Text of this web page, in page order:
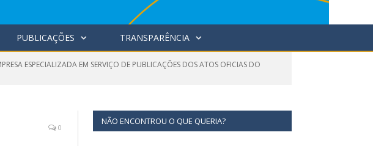
PUBLICAÇÕES TRANSPARÊNCIA
ESPECIALIZADA EM SERVIÇO DE PUBLICAÇÕES DOS ATOS OFICIAS DO
0
NÃO ENCONTROU O QUE QUERIA?